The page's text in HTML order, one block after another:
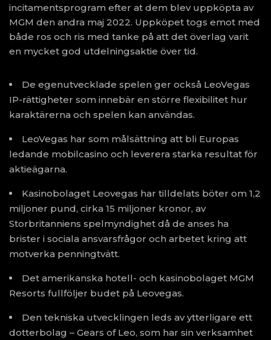
incitamentsprogram efter at dem blev uppköpta av
MGM den andra maj 2022. Uppköpet togs emot med
både ros och ris med tanke på att det överlag varit
en mycket god utdelningsaktie över tid.
De egenutvecklade spelen ger också LeoVegas
IP-rättigheter som innebär en större flexibilitet hur
karaktärerna och spelen kan användas.
LeoVegas har som målsättning att bli Europas
ledande mobilcasino och leverera starka resultat för
aktieägarna.
Kasinobolaget Leovegas har tilldelats böter om 1,2
miljoner pund, cirka 15 miljoner kronor, av
Storbritanniens spelmyndighet då de anses ha
brister i sociala ansvarsfrågor och arbetet kring att
motverka penningtvätt.
Det amerikanska hotell- och kasinobolaget MGM
Resorts fullföljer budet på Leovegas.
Den tekniska utvecklingen leds av ytterligare ett
dotterbolag – Gears of Leo, som har sin verksamhet